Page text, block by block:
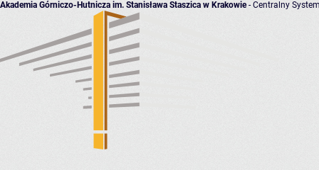
Akademia Górniczo-Hutnicza im. Stanisława Staszica w Krakowie- Centralny